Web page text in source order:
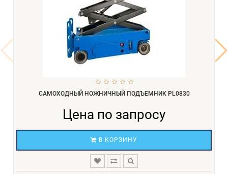
САМОХОДНЫЙ НОЖНИЧНЫЙ ПОДЪЕМНИК PL0830
Цена по запросу
В КОРЗИНУ